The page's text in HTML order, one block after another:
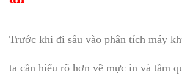
Trước khi đi sâu vào phân tích máy
ta cần hiểu rõ hơn về mực in và tầm